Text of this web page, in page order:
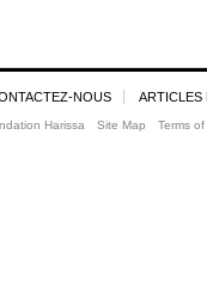
NOUS ARTICLES
Harissa Site Map Terms of